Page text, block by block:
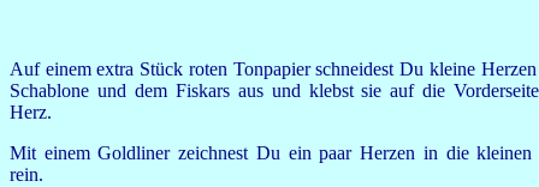
Auf einem extra Stück roten Tonpapier schneidest Du kleine
Schablone und dem Fiskars aus und klebst sie auf die
Herz.
Mit einem Goldliner zeichnest Du ein paar Herzen in die kleinen
rein.